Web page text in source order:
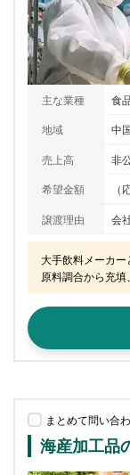
主な業種
食
地域
中
売上高
非
希望金額
（
譲渡理由
会
大手飲料メーカー
原料調合から充
まとめて問い合
海産加工品